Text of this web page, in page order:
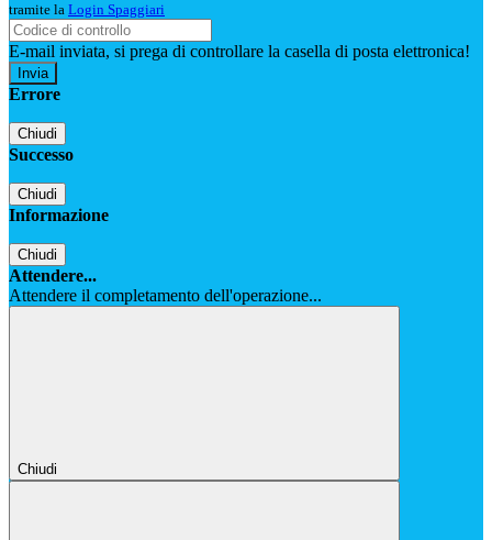
tramite la Login Spaggiari
E-mail inviata, si prega di controllare la casella di posta elettronica!
Errore
Chiudi
Successo
Chiudi
Informazione
Chiudi
Attendere...
Attendere il completamento dell'operazione...
Chiudi